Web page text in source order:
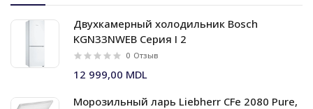
Двухкамерный холодильник Bosch
KGN33NWEB Серия I 2
0 Отзыв
12 999,00 MDL
Морозильный ларь Liebherr CFe 2080 Pure,